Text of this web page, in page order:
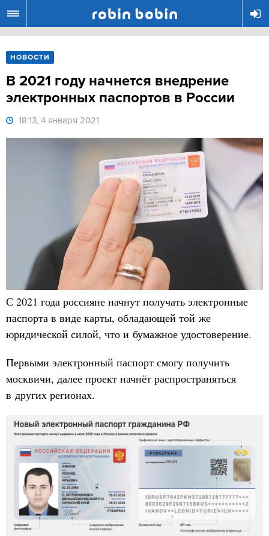
НОВОСТИ
В 2021 году начнется внедрение
электронных паспортов в России
18:13, 4 января 2021
С 2021 года россияне начнут получать электронные
паспорта в виде карты, обладающей той же
юридической силой, что и бумажное удостоверение.
Первыми электронный паспорт смогу получить
москвичи, далее проект начнёт распространяться
в других регионах.